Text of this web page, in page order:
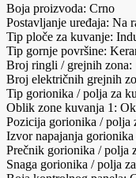
Boja proizvoda: Crno
Postavljanje uređaja: Na
Tip ploče za kuvanje:
Tip gornje površine:
Broj ringli / grejnih zona:
Broj električnih grejnih
Tip gorionika / polja za
Oblik zone kuvanja 1:
Pozicija gorionika / polja
Izvor napajanja
Prečnik gorionika / polja
Snaga gorionika / polja